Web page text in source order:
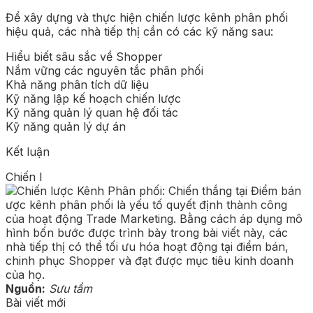
Để xây dựng và thực hiện chiến lược kênh phân phối
hiệu quả, các nhà tiếp thị cần có các kỹ năng sau:
Hiểu biết sâu sắc về Shopper
Nắm vững các nguyên tắc phân phối
Khả năng phân tích dữ liệu
Kỹ năng lập kế hoạch chiến lược
Kỹ năng quản lý quan hệ đối tác
Kỹ năng quản lý dự án
Kết luận
Chiến l
ược kênh phân phối là yếu tố quyết định thành công
của hoạt động Trade Marketing. Bằng cách áp dụng mô
hình bốn bước được trình bày trong bài viết này, các
nhà tiếp thị có thể tối ưu hóa hoạt động tại điểm bán,
chinh phục Shopper và đạt được mục tiêu kinh doanh
của họ.
Nguồn: Sưu tầm
Bài viết mới